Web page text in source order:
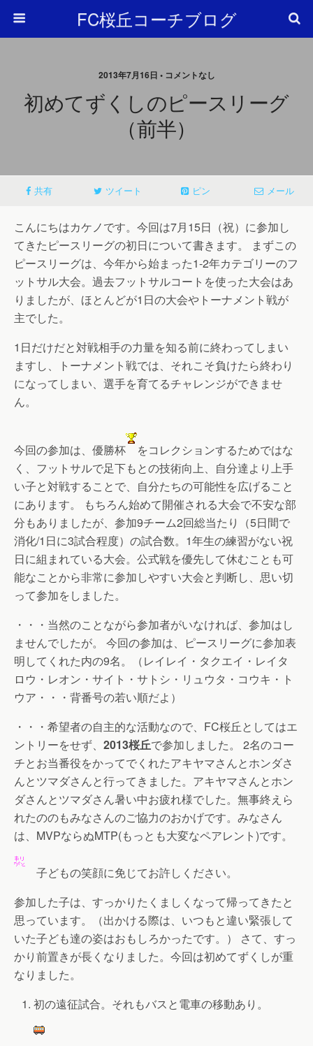
FC桜丘コーチブログ
2013年7月16日 • コメントなし
初めてずくしのピースリーグ
（前半）
共有 ツイート ピン メール
こんにちはカケノです。今回は7月15日（祝）に参加し
てきたピースリーグの初日について書きます。 まずこの
ピースリーグは、今年から始まった1-2年カテゴリーのフ
ットサル大会。過去フットサルコートを使った大会はあ
りましたが、ほとんどが1日の大会やトーナメント戦が
主でした。
1日だけだと対戦相手の力量を知る前に終わってしまい
ますし、トーナメント戦では、それこそ負けたら終わり
になってしまい、選手を育てるチャレンジができませ
ん。
今回の参加は、優勝杯
をコレクションするためではな
く、フットサルで足下もとの技術向上、自分達より上手
い子と対戦することで、自分たちの可能性を広げること
にあります。
もちろん始めて開催される大会で不安な部
分もありましたが、参加9チーム2回総当たり（5日間で
消化/1日に3試合程度）の試合数。1年生の練習がない祝
日に組まれている大会。公式戦を優先して休むことも可
能なことから非常に参加しやすい大会と判断し、思い切
って参加をしました。
・・・当然のことながら参加者がいなければ、参加はし
ませんでしたが。 今回の参加は、ピースリーグに参加表
明してくれた内の9名。（レイレイ・タクエイ・レイタ
ロウ・レオン・サイト・サトシ・リュウタ・コウキ・ト
ウア・・・背番号の若い順だよ）
・・・希望者の自主的な活動なので、FC桜丘としてはエ
ントリーをせず、 2013桜丘で参加しました。 2名のコー
チとお当番役をかってでくれたアキヤマさんとホンダさ
んとツマダさんと行ってきました。アキヤマさんとホン
ダさんとツマダさん暑い中お疲れ様でした。無事終えら
れたののもみなさんのご協力のおかげです。みなさん
は、MVPならぬMTP(もっとも大変なペアレント)です。
子どもの笑顔に免じてお許しください。
参加した子は、すっかりたくましくなって帰ってきたと
思っています。（出かける際は、いつもと違い緊張して
いた子ども達の姿はおもしろかったです。） さて、すっ
かり前置きが長くなりました。今回は初めてずくしが重
なりました。
初の遠征試合。それもバスと電車の移動あり。